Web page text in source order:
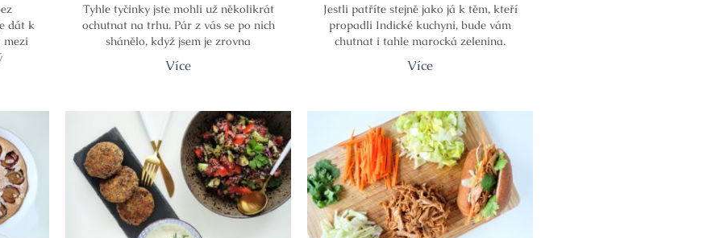
dát k
mezi
Tyhle tyčinky jste mohli už několikrát
ochutnat na trhu. Pár z vás se po nich
shánělo, když jsem je zrovna
Více
Jestli patříte stejně jako já k těm, kteří
propadli Indické kuchyni, bude vám
chutnat i tahle marocká zelenina.
Více